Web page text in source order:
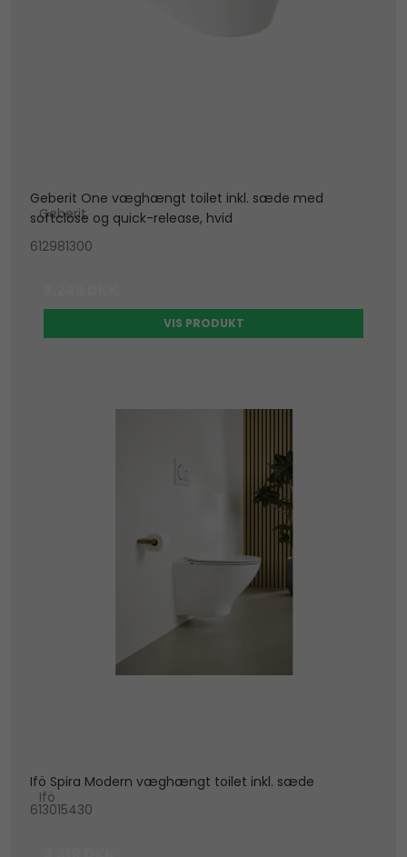
Geberit One væghængt toilet inkl. sæde med
softclose og quick-release, hvid
Geberit
612981300
VIS PRODUKT
Ifö Spira Modern væghængt toilet inkl. sæde
Ifö
613015430